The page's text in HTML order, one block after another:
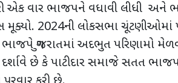
એક વાર ભાજપને વધાવી લીધી અને
મૂક્યો. 2024ની લોકસભા ચૂંટણીઓમાં
ગુજરાતમાં અદભુત પરિણામો
છે કે પાટીદાર સમાજે સતત